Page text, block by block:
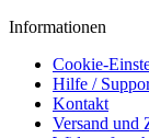
Informationen
Cookie-
Hilfe /
Kontakt
Versand und